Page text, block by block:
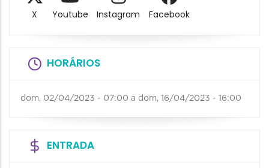
X Youtube Instagram Facebook
HORÁRIOS
dom, 02/04/2023 - 07:00 a dom, 16/04/2023 - 16:00
ENTRADA